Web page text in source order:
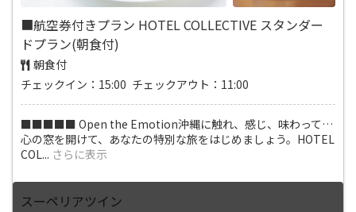
■航空券付きプラン HOTEL COLLECTIVE スタンダー
ドプラン(朝食付)
朝食付
チェックイン：15:00 チェックアウト：11:00
■■■■■ Open the Emotion沖縄に触れ、感じ、味わって…
心の窓を開けて、あなたの特別な旅をはじめましょう。HOTEL
COL... さらに表示
スーペリアツイン